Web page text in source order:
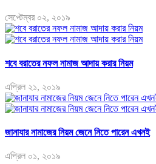
সেপ্টেম্বর ০২, ২০১৯
শবে বরাতের নফল নামাজ আদায় করার নিয়ম
এপ্রিল ২১, ২০১৯
জানাযার নামাজের নিয়ম জেনে নিতে পারেন এখনই
এপ্রিল ০১, ২০১৯